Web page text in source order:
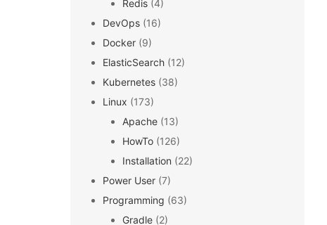
Redis (4)
DevOps (16)
Docker (9)
ElasticSearch (12)
Kubernetes (38)
Linux (173)
Apache (13)
HowTo (126)
Installation (22)
Power User (7)
Programming (63)
Gradle (2)